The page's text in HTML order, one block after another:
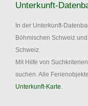
Unterkunft-
In der Unterkunft-
Böhmischen Schweiz
Schweiz.
Mit Hilfe von
suchen. Alle
Unterkunft-Karte.